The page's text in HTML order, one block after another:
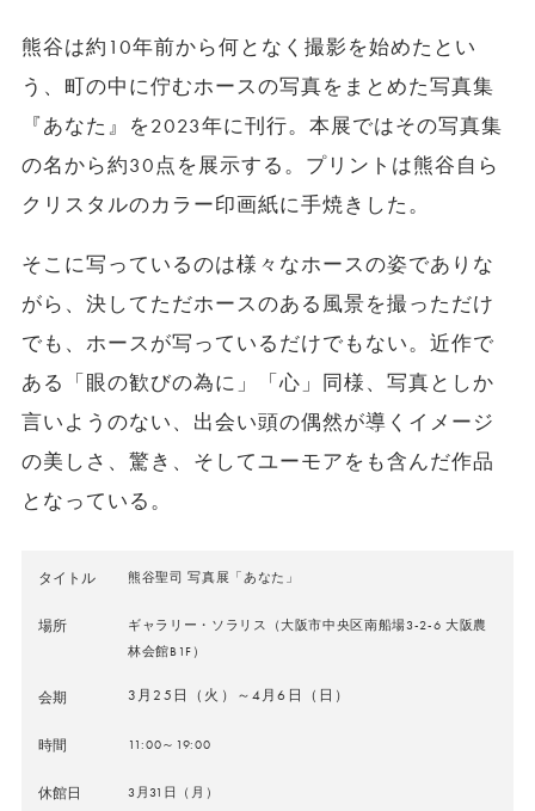
熊谷は約10年前から何となく撮影を始めたとい
う、町の中に佇むホースの写真をまとめた写真集
『あなた』を2023年に刊行。本展ではその写真集
の名から約30点を展示する。プリントは熊谷自ら
クリスタルのカラー印画紙に手焼きした。
そこに写っているのは様々なホースの姿でありな
がら、決してただホースのある風景を撮っただけ
でも、ホースが写っているだけでもない。近作で
ある「眼の歓びの為に」「心」同様、写真としか
言いようのない、出会い頭の偶然が導くイメージ
の美しさ、驚き、そしてユーモアをも含んだ作品
となっている。
タイトル 熊谷聖司 写真展「あなた」
場所
ギャラリー・ソラリス（大阪市中央区南船場3-2-6 大阪農
林会館B1F）
会期 3月25日（火）～4月6日（日）
時間 11:00～19:00
休館日 3月31日（月）